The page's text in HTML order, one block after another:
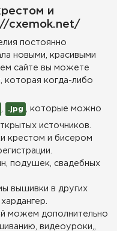
и
cxemok.net/
постоянно
новыми, красивыми
сайте вы можете
которая когда-либо
.jpg , которые можно
источников.
крестом и бисером
подушек, свадебных
вышивки в других
можем дополнительно
видеоуроки,,